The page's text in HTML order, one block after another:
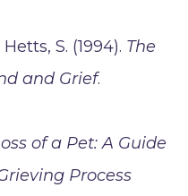
S. (1994). The
and Grief.
of a Pet: A Guide
Process